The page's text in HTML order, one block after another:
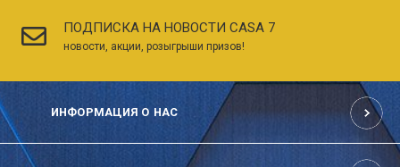
ПОДПИСКА НА НОВОСТИ CASA 7
новости, акции, розыгрыши призов!
ИНФОРМАЦИЯ О НАС